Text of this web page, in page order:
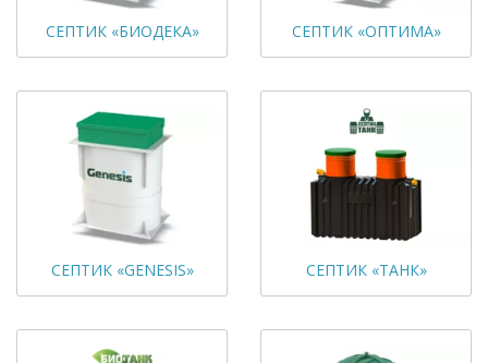
СЕПТИК «БИОДЕКА» СЕПТИК «ОПТИМА»
СЕПТИК «GENESIS» СЕПТИК «ТАНК»